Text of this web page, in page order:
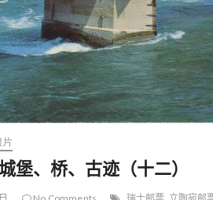
片
堡、桥、古迹（十二）